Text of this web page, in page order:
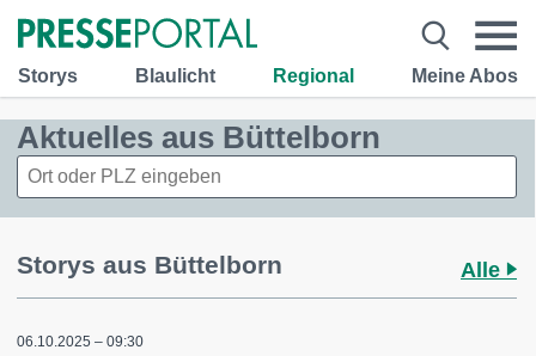
Storys Blaulicht Regional Meine Abos
Aktuelles aus Büttelborn
Storys aus Büttelborn Alle
06.10.2025 – 09:30